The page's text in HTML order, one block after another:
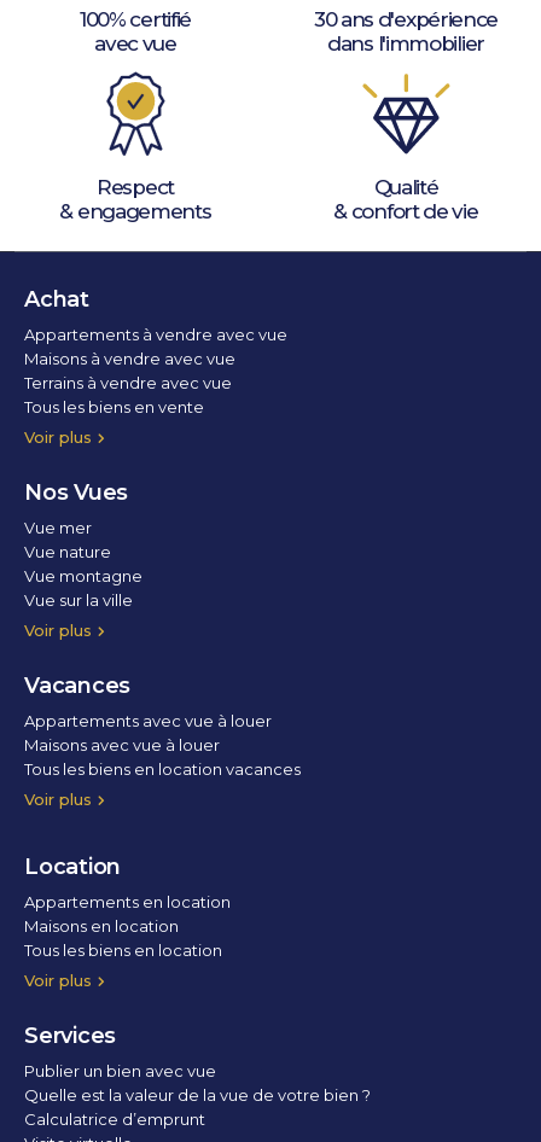
100% certifié
avec vue
30 ans d'expérience
dans l'immobilier
Respect
& engagements
Qualité
& confort de vie
Achat
Voir plus
Appartements à vendre avec vue
Maisons à vendre avec vue
Terrains à vendre avec vue
Tous les biens en vente
Nos Vues
Voir plus
Vue mer
Vue nature
Vue montagne
Vue sur la ville
Vue parc
Vue fleuve
Vue lac
Vue marina / port
Vacances
Voir plus
Appartements avec vue à louer
Maisons avec vue à louer
Tous les biens en location vacances
Location
Voir plus
Appartements en location
Maisons en location
Tous les biens en location
Services
Publier un bien avec vue
Quelle est la valeur de la vue de votre bien ?
Calculatrice d’emprunt